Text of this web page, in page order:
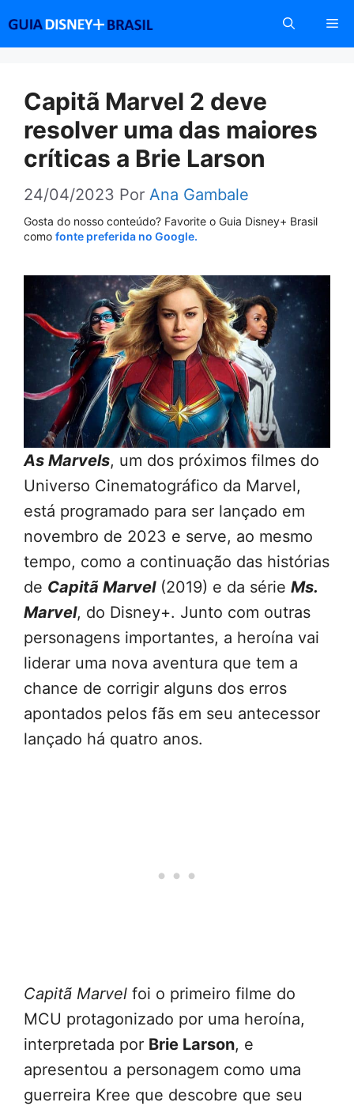
conteúdo
Capitã Marvel 2 deve
resolver uma das maiores
críticas a Brie Larson
24/04/2023 Por Ana Gambale
Gosta do nosso conteúdo? Favorite o Guia Disney+ Brasil
como fonte preferida no Google.
As Marvels, um dos próximos filmes do
Universo Cinematográfico da Marvel,
está programado para ser lançado em
novembro de 2023 e serve, ao mesmo
tempo, como a continuação das histórias
de Capitã Marvel(2019) e da série Ms.
Marvel, do Disney+. Junto com outras
personagens importantes, a heroína vai
liderar uma nova aventura que tem a
chance de corrigir alguns dos erros
apontados pelos fãs em seu antecessor
lançado há quatro anos.
Capitã Marvel foi o primeiro filme do
MCU protagonizado por uma heroína,
interpretada por Brie Larson, e
apresentou a personagem como uma
guerreira Kree que descobre que seu